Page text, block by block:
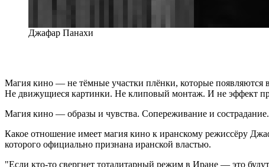
Джафар Панахи
Магия кино — не тёмные участки плёнки, которые появляются
Не движущиеся картинки. Не клиповый монтаж. И не эффект
Магия кино — образы и чувства. Сопереживание и сострадание.
Какое отношение имеет магия кино к иранскому режиссёру
которого официально признана иранской властью.
Если кто-то свергнет тоталитарный режим в Иране — это